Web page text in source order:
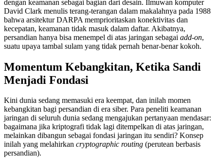
dengan keamanan sebagai bagian dari desain. Ilmuwan komputer
David Clark menulis terang-terangan dalam makalahnya pada 1988
bahwa arsitektur DARPA memprioritaskan konektivitas dan
kecepatan, keamanan tidak masuk dalam daftar. Akibatnya,
persandian hanya bisa menempel di atas jaringan sebagai add-on,
suatu upaya tambal sulam yang tidak pernah benar-benar kokoh.
Momentum Kebangkitan, Ketika Sandi
Menjadi Fondasi
Kini dunia sedang memasuki era keempat, dan inilah momen
kebangkitan bagi persandian di era siber. Para peneliti keamanan
jaringan di seluruh dunia sedang mengajukan pertanyaan mendasar:
bagaimana jika kriptografi tidak lagi ditempelkan di atas jaringan,
melainkan dibangun sebagai fondasi jaringan itu sendiri? Konsep
inilah yang melahirkan cryptographic routing (perutean berbasis
persandian).